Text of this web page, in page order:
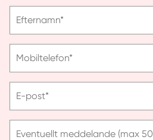
ange
Efternamn*
ange
Mobiltelefon*
ange
post
E-post*
Eventuellt meddelande (max